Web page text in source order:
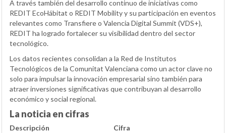
A través también del desarrollo continuo de iniciativas como
REDIT EcoHábitat o REDIT Mobility y su participación en eventos
relevantes como Transfiere o Valencia Digital Summit (VDS+),
REDIT ha logrado fortalecer su visibilidad dentro del sector
tecnológico.
Los datos recientes consolidan a la Red de Institutos
Tecnológicos de la Comunitat Valenciana como un actor clave no
solo para impulsar la innovación empresarial sino también para
atraer inversiones significativas que contribuyan al desarrollo
económico y social regional.
La noticia en cifras
Descripción
Cifra